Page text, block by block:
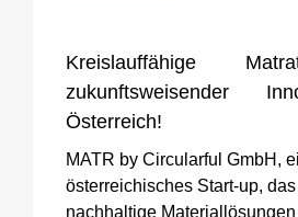
Kreislauffähige
zukunftsweisender
Österreich!
MATR by Circularful GmbH,
österreichisches Start-up,
nachhaltige